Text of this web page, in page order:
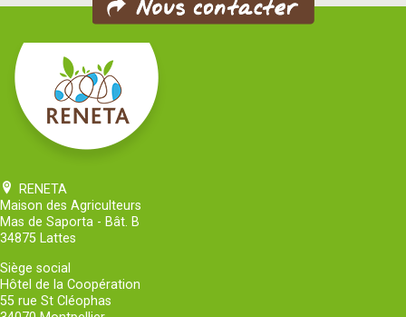
RENETA
Maison des Agriculteurs
Mas de Saporta - Bât. B
34875 Lattes
Siège social
Hôtel de la Coopération
55 rue St Cléophas